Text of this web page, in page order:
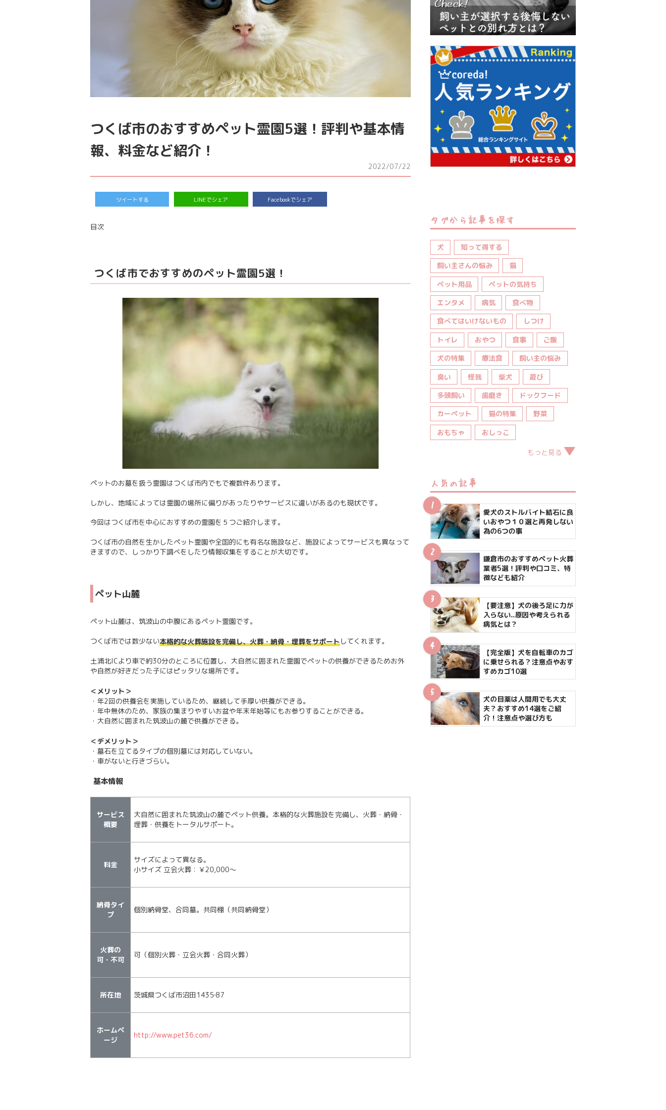
つくば市のおすすめペット霊園5選！評判や基本情
報、料金など紹介！
2022/07/22
ツイートする LINEでシェア Facebookでシェア
目次
つくば市でおすすめのペット霊園5選！
ペットのお墓を扱う霊園はつくば市内でもで複数件あります。
しかし、地域によっては霊園の場所に偏りがあったりやサービスに違いがあるのも現状です。
今回はつくば市を中心におすすめの霊園を５つご紹介します。
つくば市の自然を生かしたペット霊園や全国的にも有名な施設など、施設によってサービスも異なって
きますので、しっかり下調べをしたり情報収集をすることが大切です。
ペット山麓
ペット山麓は、筑波山の中腹にあるペット霊園です。
つくば市では数少ない本格的な火葬施設を完備し、火葬・納骨・埋葬をサポートしてくれます。
土浦北ICより車で約30分のところに位置し、大自然に囲まれた霊園でペットの供養ができるためお外
や自然が好きだった子にはピッタリな場所です。
＜メリット＞
・年2回の供養会を実施しているため、継続して手厚い供養ができる。
・年中無休のため、家族の集まりやすいお盆や年末年始等にもお参りすることができる。
・大自然に囲まれた筑波山の麓で供養ができる。
＜デメリット＞
・墓石を立てるタイプの個別墓には対応していない。
・車がないと行きづらい。
基本情報
サービス
概要
大自然に囲まれた筑波山の麓でペット供養。本格的な火葬施設を完備し、火葬・納骨・
埋葬・供養をトータルサポート。
料金
サイズによって異なる。
小サイズ 立会火葬：￥20,000～
納骨タイ
プ
個別納骨堂、合同墓。共同棚（共同納骨堂）
火葬の
可・不可
可（個別火葬・立会火葬・合同火葬）
所在地 茨城県つくば市沼田1435‐87
ホームペ
ージ
http://www.pet36.com/
タグから記事を探す
犬
知って得する
飼い主さんの悩み
猫
ペット用品
ペットの気持ち
エンタメ
病気
食べ物
食べてはいけないもの
しつけ
トイレ
おやつ 食事
ご飯
犬の特集
療法食
飼い主の悩み
臭い
怪我 柴犬
遊び
多頭飼い
歯磨き
ドックフード
カーペット
猫の特集
野菜
おもちゃ
おしっこ
もっと見る
人気の記事
愛犬のストルバイト結石に良
いおやつ１０選と再発しない
為の6つの事
鎌倉市のおすすめペット火葬
業者5選！評判や口コミ、特
徴なども紹介
【要注意】犬の後ろ足に力が
入らない..原因や考えられる
病気とは？
【完全版】犬を自転車のカゴ
に乗せられる？注意点やおす
すめカゴ10選
犬の目薬は人間用でも大丈
夫？おすすめ14選をご紹
介！注意点や選び方も